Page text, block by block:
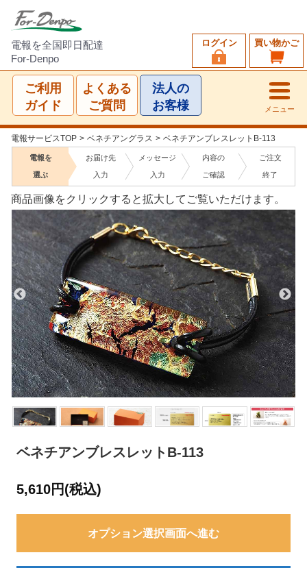
電報を全国即日配達
For-Denpo
買い物かご
ログイン
ご利用
ガイド
よくある
ご質問
法人の
お客様
メニュー
電報サービスTOP > ベネチアングラス > ベネチアンブレスレットB-113
電報を
選ぶ
お届け先
入力
メッセージ
入力
内容の
ご確認
ご注文
終了
商品画像をクリックすると拡大してご覧いただけます。
ベネチアンブレスレットB-113
5,610円(税込)
オプション選択画面へ進む